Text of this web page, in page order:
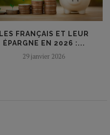
LES FRANÇAIS ET LEUR
ÉPARGNE EN 2026 :...
29 janvier 2026